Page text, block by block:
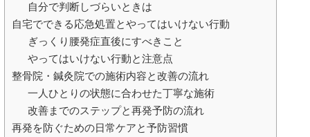
自分で判断しづらいときは
自宅でできる応急処置とやってはいけない行動
ぎっくり腰発症直後にすべきこと
やってはいけない行動と注意点
整骨院・鍼灸院での施術内容と改善の流れ
一人ひとりの状態に合わせた丁寧な施術
改善までのステップと再発予防の流れ
再発を防ぐための日常ケアと予防習慣